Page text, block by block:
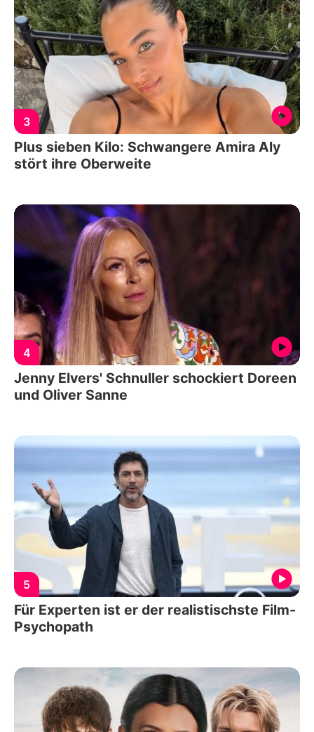
3
Plus sieben Kilo: Schwangere Amira Aly
stört ihre Oberweite
4
Jenny Elvers' Schnuller schockiert Doreen
und Oliver Sanne
5
Für Experten ist er der realistischste Film-
Psychopath